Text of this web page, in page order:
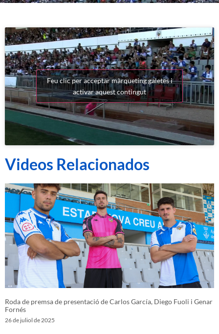
Feu clic per acceptar màrqueting galetes i
activar aquest contingut
Videos Relacionados
Roda de premsa de presentació de Carlos García, Diego Fuoli i Genar
Fornés
26 de juliol de 2025